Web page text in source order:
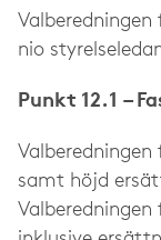
nio
Punkt 12.1 –
samt höjd